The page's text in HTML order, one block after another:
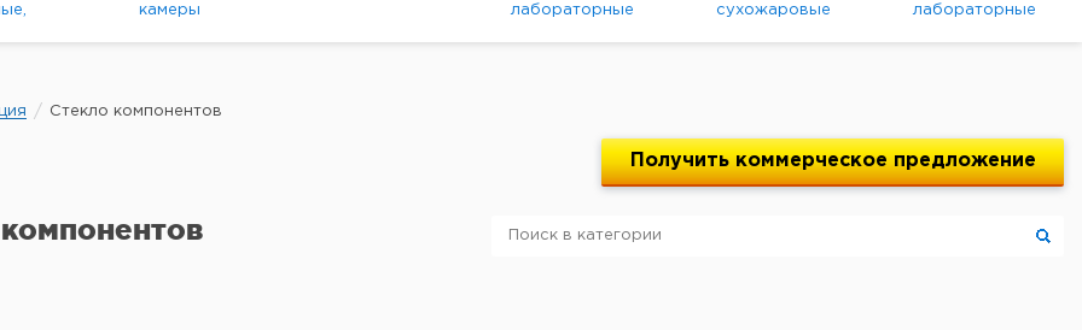
камеры
лабораторные
сухожаровые
лабораторные
мембранные
Стекло компонентов
Получить коммерческое предложение